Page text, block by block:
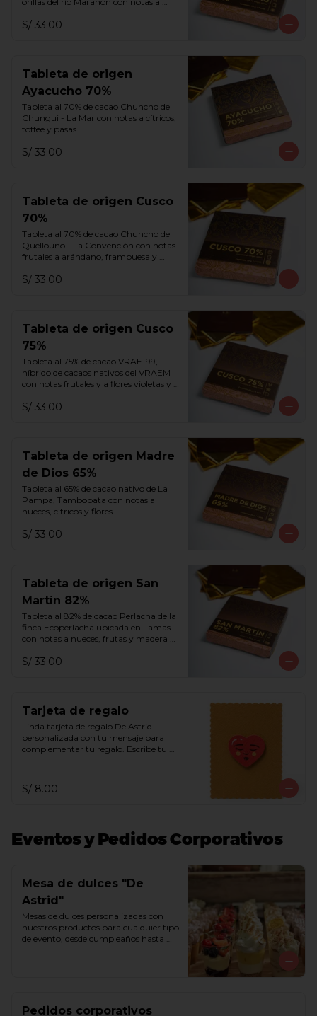
blancas.
S/ 33.00
Tableta de origen
Ayacucho 70%
Tableta al 70% de cacao Chuncho del
Chungui - La Mar con notas a cítricos,
toffee y pasas.
S/ 33.00
Tableta de origen Cusco
70%
Tableta al 70% de cacao Chuncho de
Quellouno - La Convención con notas
frutales a arándano, frambuesa y
S/ 33.00
Tableta de origen Cusco
75%
Tableta al 75% de cacao VRAE-99,
híbrido de cacaos nativos del VRAEM
con notas frutales y a flores violetas y
S/ 33.00
Tableta de origen Madre
de Dios 65%
Tableta al 65% de cacao nativo de La
Pampa, Tambopata con notas a
nueces, cítricos y flores.
S/ 33.00
Tableta de origen San
Martín 82%
Tableta al 82% de cacao Perlacha de la
finca Ecoperlacha ubicada en Lamas
con notas a nueces, frutas y madera
S/ 33.00
Tarjeta de regalo
Linda tarjeta de regalo De Astrid
personalizada con tu mensaje para
complementar tu regalo. Escribe tu
S/ 8.00
Eventos y Pedidos Corporativos
Mesa de dulces "De
Astrid"
Mesas de dulces personalizadas con
nuestros productos para cualquier tipo
de evento, desde cumpleaños hasta
Comunícate con nosotros a través del
Pedidos corporativos